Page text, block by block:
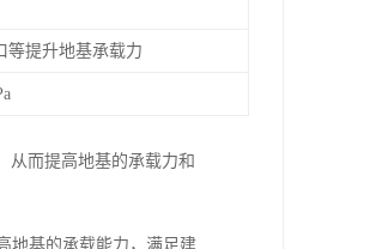
等提升地基承载力
从而提高地基的承载力和
地基的承载能力，满足建